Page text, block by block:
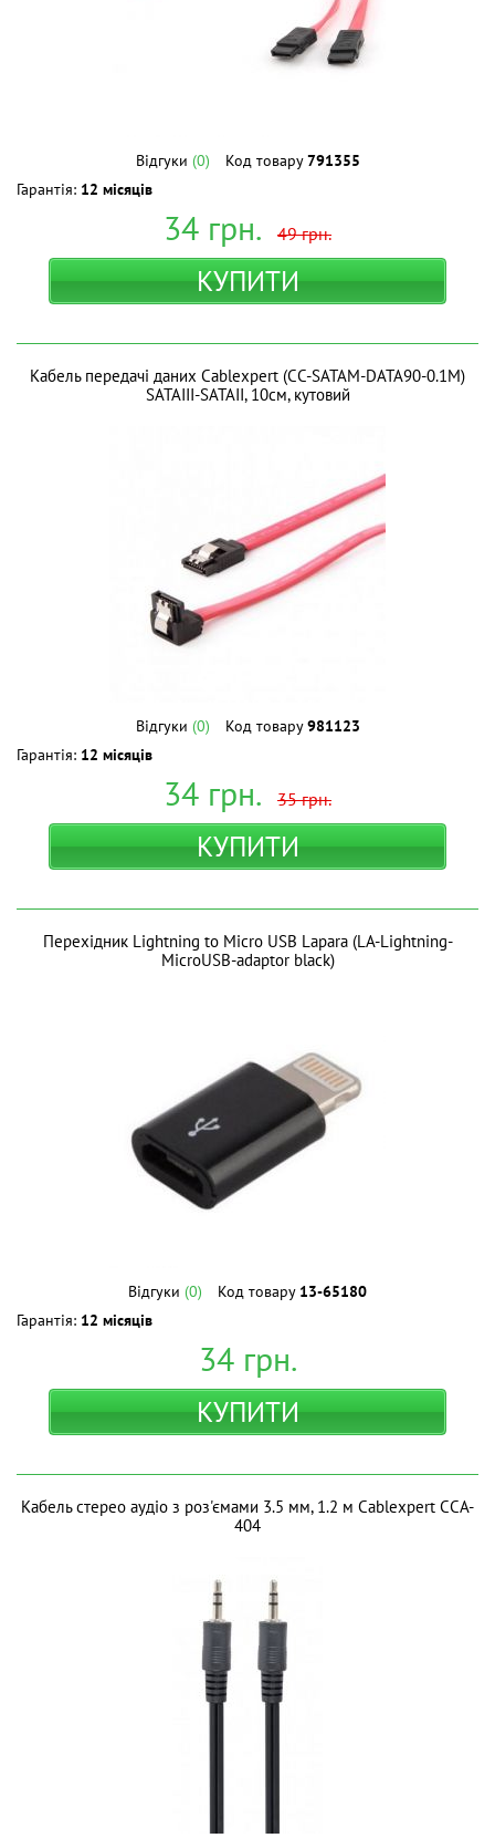
Відгуки (0) Код товару791355
Гарантія: 12 місяців
34 грн. 49грн.
КУПИТИ
Кабель передачі даних Cablexpert (CC-SATAM-DATA90-0.1M)
SATAIII-SATAII, 10см, кутовий
Відгуки (0) Код товару981123
Гарантія: 12 місяців
34 грн. 35грн.
КУПИТИ
Перехідник Lightning to Micro USB Lapara (LA-Lightning-
MicroUSB-adaptor black)
Відгуки (0) Код товару 13-65180
Гарантія: 12 місяців
34грн.
КУПИТИ
Кабель стерео аудіо з роз'ємами 3.5 мм, 1.2 м Cablexpert CCA-
404